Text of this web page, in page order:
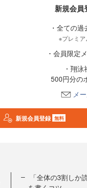
新規会員
・全ての
※プレミア
・会員限定
・翔
500円分の
メ
新規会員登録 無料
「全体の3割し